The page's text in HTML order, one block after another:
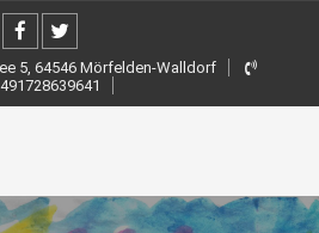
5, 64546 Mörfelden-Walldorf